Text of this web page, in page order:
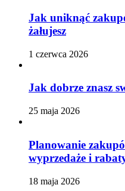
Jak uniknąć
żałujesz
1 czerwca 2026
Jak dobrze znasz
25 maja 2026
Planowanie
wyprzedaże i
18 maja 2026